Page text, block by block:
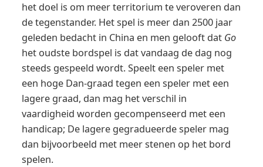
het doel is om meer territorium te veroveren dan
de tegenstander. Het spel is meer dan 2500 jaar
geleden bedacht in China en men gelooft dat Go
het oudste bordspel is dat vandaag de dag nog
steeds gespeeld wordt. Speelt een speler met
een hoge Dan-graad tegen een speler met een
lagere graad, dan mag het verschil in
vaardigheid worden gecompenseerd met een
handicap; De lagere gegradueerde speler mag
dan bijvoorbeeld met meer stenen op het bord
spelen.